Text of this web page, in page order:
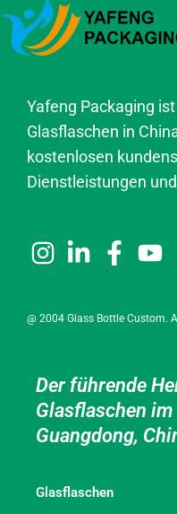
Yafeng Packaging
Glasflaschen in
kostenlosen
Dienstleistungen
@ 2004 Glass Bottle Custom.
Der führende
Glasflaschen
Guangdong,
Glasflaschen